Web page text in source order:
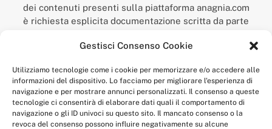
Gestisci Consenso Cookie
Utilizziamo tecnologie come i cookie per memorizzare e/o accedere alle
informazioni del dispositivo. Lo facciamo per migliorare l'esperienza di
navigazione e per mostrare annunci personalizzati. Il consenso a queste
tecnologie ci consentirà di elaborare dati quali il comportamento di
navigazione o gli ID univoci su questo sito. Il mancato consenso o la
revoca del consenso possono influire negativamente su alcune
dei contenuti presenti sulla piattaforma anagnia.com
è richiesta esplicita documentazione scritta da parte
“Anagnia” è un marchio registrato presso l’Ufficio Italiano
Economico,
num. registrazione: 302017000014044 del 9 febbraio 2017.
Per contatti:redazione@anagnia.com